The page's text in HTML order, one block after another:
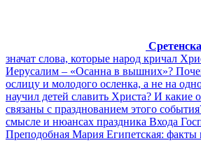
значат слова, которые народ кричал
Иерусалим – «Осанна в вышних»?
ослицу и молодого осленка, а не на
научил детей славить Христа? И какие
связаны с празднованием этого
смысле и нюансах праздника Входа
Преподобная Мария Египетская: факты